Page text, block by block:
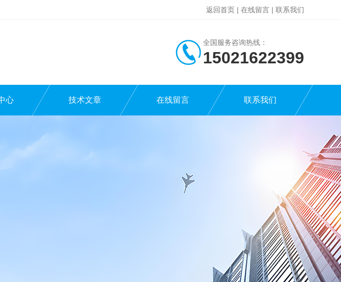
返回首页 | 在线留言 | 联系我们
全国服务咨询热线：
15021622399
心 技术文章 在线留言 联系我们